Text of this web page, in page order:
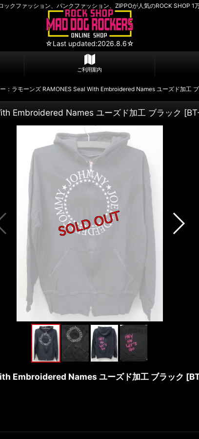
クファッション、パンクファッション、ZIPPOが人気のROCK SHOP
☆Last updated:2026.8.6☆
ご利用案内
：ラモーンズ RAMONES Seal With Embroidered Names ユーズド加工
Embroidered Names ユーズド加工 ブラック [
Embroidered Names ユーズド加工 ブラック [